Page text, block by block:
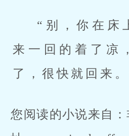
“别，你在床
来一回的着了凉
了，很快就回来
您阅读的小说来自